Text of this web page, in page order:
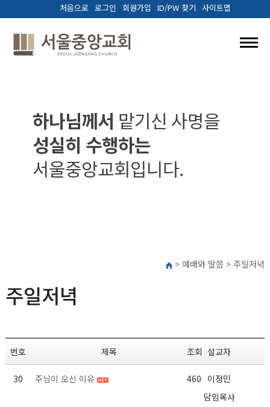
사이트맵
ID/PW 찾기
회원가입
로그인
처음으로
예배와말씀
양육.훈련
선교/나눔
하나님께서 맡기신 사명을
성실히 수행하는
서울중앙교회입니다.
> 예배와 말씀 > 주일저녁
주일저녁
번호 제목 조회 설교자
30 주님이 오신 이유 460 이정민
담임목사